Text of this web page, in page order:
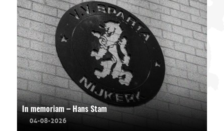
In memoriam – Hans Stam
04-08-2026